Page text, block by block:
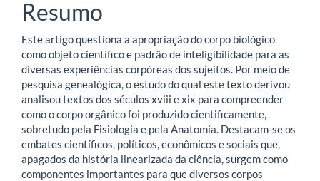
artigo
principal
Resumo
Este artigo questiona a apropriação do corpo biológico
como objeto científico e padrão de inteligibilidade para as
diversas experiências corpóreas dos sujeitos. Por meio de
pesquisa genealógica, o estudo do qual este texto derivou
analisou textos dos séculos xviii e xix para compreender
como o corpo orgânico foi produzido cientificamente,
sobretudo pela Fisiologia e pela Anatomia. Destacam-se os
embates científicos, políticos, econômicos e sociais que,
apagados da história linearizada da ciência, surgem como
componentes importantes para que diversos corpos